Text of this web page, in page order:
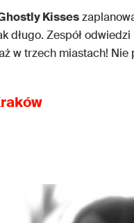
Kisses
długo. Zespół
w trzech miastach!